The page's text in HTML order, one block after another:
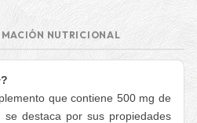
NUTRICIONAL
que contiene 500 mg de
destaca por sus propiedades